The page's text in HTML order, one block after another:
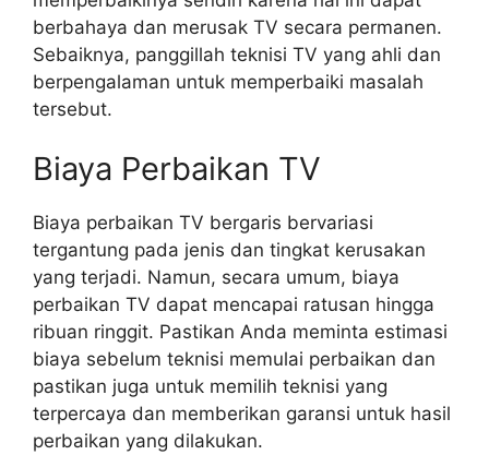
berbahaya dan merusak TV secara permanen.
Sebaiknya, panggillah teknisi TV yang ahli dan
berpengalaman untuk memperbaiki masalah
tersebut.
Biaya Perbaikan TV
Biaya perbaikan TV bergaris bervariasi
tergantung pada jenis dan tingkat kerusakan
yang terjadi. Namun, secara umum, biaya
perbaikan TV dapat mencapai ratusan hingga
ribuan ringgit. Pastikan Anda meminta estimasi
biaya sebelum teknisi memulai perbaikan dan
pastikan juga untuk memilih teknisi yang
terpercaya dan memberikan garansi untuk hasil
perbaikan yang dilakukan.